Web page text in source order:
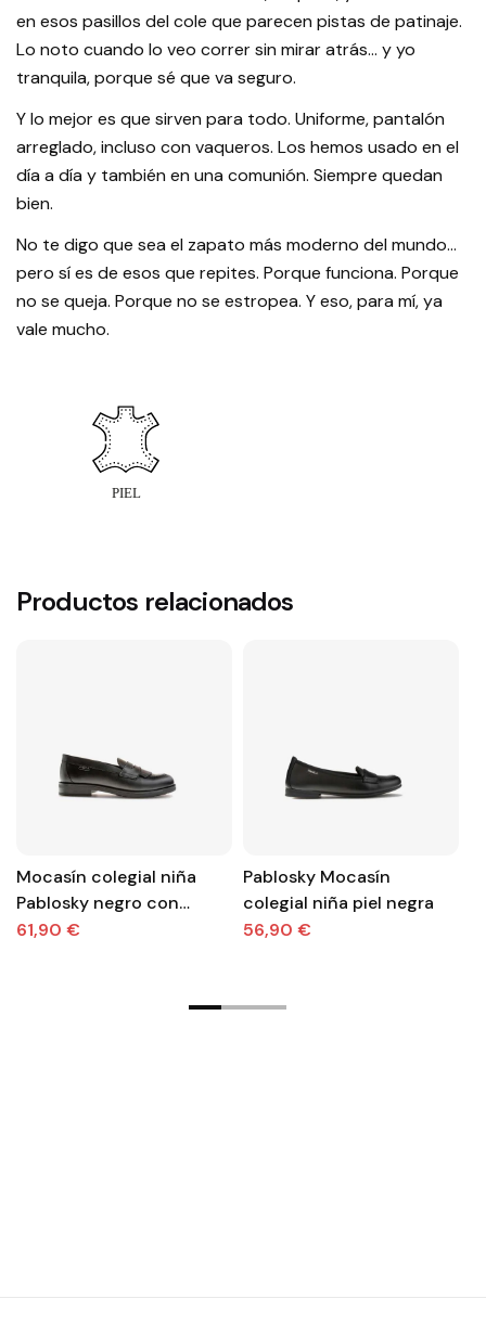
en esos pasillos del cole que parecen pistas de patinaje.
Lo noto cuando lo veo correr sin mirar atrás… y yo
tranquila, porque sé que va seguro.
Y lo mejor es que sirven para todo. Uniforme, pantalón
arreglado, incluso con vaqueros. Los hemos usado en el
día a día y también en una comunión. Siempre quedan
bien.
No te digo que sea el zapato más moderno del mundo…
pero sí es de esos que repites. Porque funciona. Porque
no se queja. Porque no se estropea. Y eso, para mí, ya
vale mucho.
Productos relacionados
Mocasín colegial niña
Pablosky negro con
flecos
61,90 €
Pablosky Mocasín
colegial niña piel negra
56,90 €